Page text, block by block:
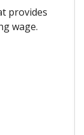
provides
wage.